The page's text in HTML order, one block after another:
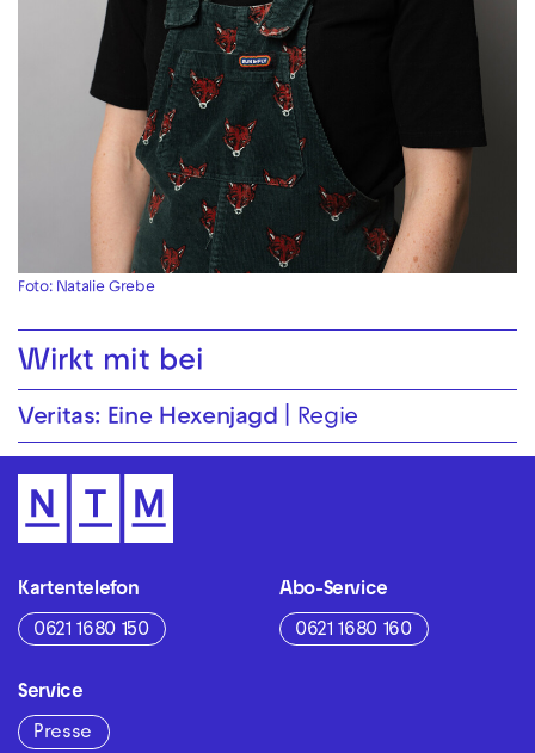
Foto: Natalie Grebe
Wirkt mit bei
Veritas: Eine Hexenjagd Regie
Kartentelefon
0621 1680 150
Abo-Service
0621 1680 160
Service
Presse